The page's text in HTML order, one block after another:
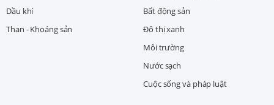
Dầu khí
Than - Khoáng sản
Bất động sản
Đô thị xanh
Môi trường
Nước sạch
Cuộc sống và pháp luật